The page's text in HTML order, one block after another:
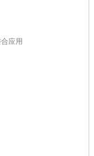
应用